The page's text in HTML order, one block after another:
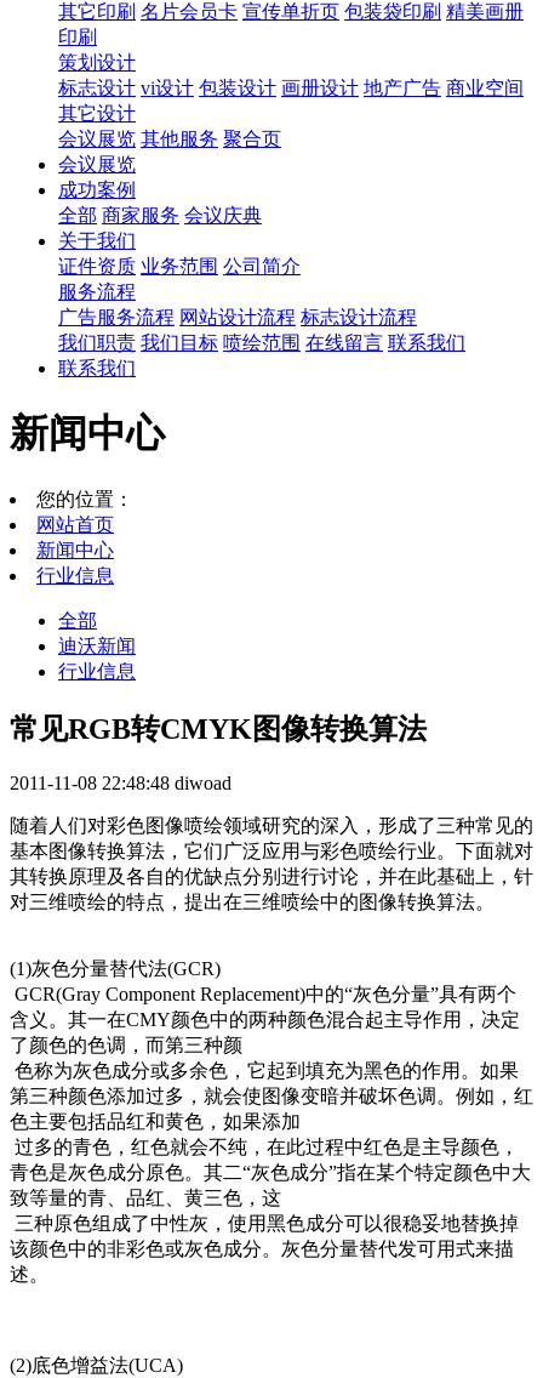
其它印刷 名片会员卡 宣传单折页 包装袋印刷 精美画册
印刷
策划设计
标志设计 vi设计 包装设计 画册设计 地产广告 商业空间
其它设计
会议展览 其他服务 聚合页
会议展览
成功案例
全部 商家服务 会议庆典
关于我们
证件资质 业务范围 公司简介
服务流程
广告服务流程 网站设计流程 标志设计流程
我们职责 我们目标 喷绘范围 在线留言 联系我们
联系我们
新闻中心
您的位置：
网站首页
新闻中心
行业信息
全部
迪沃新闻
行业信息
常见RGB转CMYK图像转换算法
2011-11-08 22:48:48 diwoad
随着人们对彩色图像喷绘领域研究的深入，形成了三种常见的
基本图像转换算法，它们广泛应用与彩色喷绘行业。下面就对
其转换原理及各自的优缺点分别进行讨论，并在此基础上，针
对三维喷绘的特点，提出在三维喷绘中的图像转换算法。
(1)灰色分量替代法(GCR)
GCR(Gray Component Replacement)中的“灰色分量”具有两个
含义。其一在CMY颜色中的两种颜色混合起主导作用，决定
了颜色的色调，而第三种颜
色称为灰色成分或多余色，它起到填充为黑色的作用。如果
第三种颜色添加过多，就会使图像变暗并破坏色调。例如，红
色主要包括品红和黄色，如果添加
过多的青色，红色就会不纯，在此过程中红色是主导颜色，
青色是灰色成分原色。其二“灰色成分”指在某个特定颜色中大
致等量的青、品红、黄三色，这
三种原色组成了中性灰，使用黑色成分可以很稳妥地替换掉
该颜色中的非彩色或灰色成分。灰色分量替代发可用式来描
述。
(2)底色增益法(UCA)